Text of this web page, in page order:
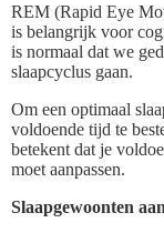
REM (Rapid Eye
is belangrijk voor
is normaal dat we
slaapcyclus gaan.
Om een optimaal
voldoende tijd te
betekent dat je
moet aanpassen.
Slaapgewoonten